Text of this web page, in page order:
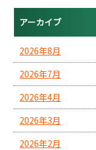
アーカイブ
2026年8月
2026年7月
2026年4月
2026年3月
2026年2月